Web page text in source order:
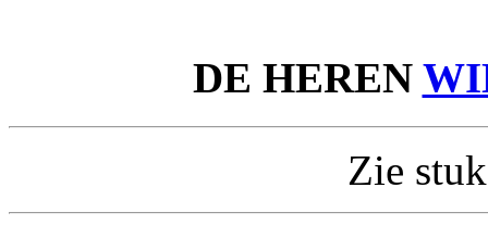
DE HEREN
Zie